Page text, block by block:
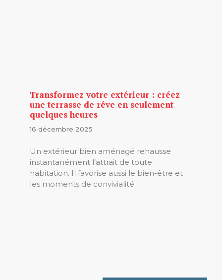
Transformez votre extérieur : créez
une terrasse de rêve en seulement
quelques heures
16 décembre 2025
Un extérieur bien aménagé rehausse
instantanément l’attrait de toute
habitation. Il favorise aussi le bien-être et
les moments de convivialité